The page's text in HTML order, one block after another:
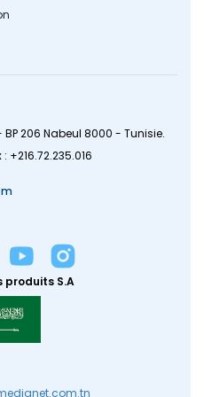
206 Nabeul 8000 - Tunisie.
: +216.72.235.016
produits S.A